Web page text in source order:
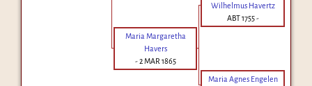
Wilhelmus Havertz
ABT 1755-
Maria Margaretha
Havers
-2 MAR 1865
Maria Agnes Engelen